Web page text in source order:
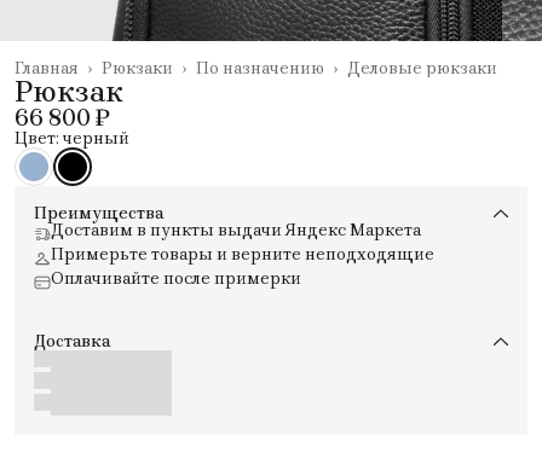
Деловые рюкзаки
По назначению ›
Рюкзаки ›
Главная ›
Рюкзак
66 800 ₽
Цвет: черный
Преимущества
Доставим в пункты выдачи Яндекс Маркета
Примерьте товары и верните неподходящие
Оплачивайте после примерки
Доставка